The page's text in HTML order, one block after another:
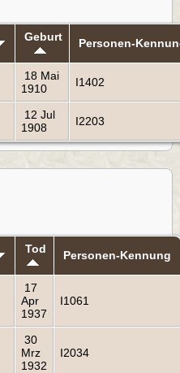
Geburt Personen-
18 Mai
1910
I1402
12 Jul
1908
I2203
Tod Personen-Kennung
17
Apr
1937
I1061
30
Mrz
1932
I2034